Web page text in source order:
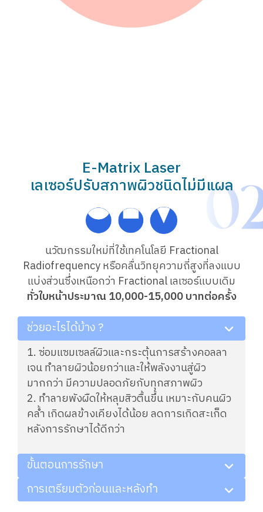
E-Matrix Laser
เลเซอร์ปรับสภาพผิวชนิดไม่มีแผล
นวัฒกรรมใหม่ที่ใช้เทคโนโลยี Fractional
Radiofrequency หรือคลื่นวิทยุความถี่สูงที่ลงแบบ
แบ่งส่วนซึ่งเหนือกว่า Fractional เลเซอร์แบบเดิม
ทั่วใบหน้าประมาณ 10,000-15,000 บาทต่อครั้ง
ช่วยอะไรได้บ้าง ?
1. ซ่อมแซมเซลล์ผิวและกระตุ้นการสร้างคอลลา
เจน ทำลายผิวน้อยกว่าและให้พลังงานสู่ผิว
มากกว่า มีความปลอดภัยกับทุกสภาพผิว
2. ทำลายพังผืดให้หลุมสิวตื้นขึ้น เหมาะกับคนผิว
คล้ำ เกิดผลข้างเคียงได้น้อย ลดการเกิดสะเก็ด
หลังการรักษาได้ดีกว่า
ขั้นตอนการรักษา
การเตรียมตัวก่อนและหลังทำ